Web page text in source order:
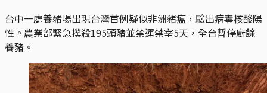
台中一處養豬場出現台灣首例疑似非洲豬瘟，驗出病毒核酸陽
性。農業部緊急撲殺195頭豬並禁運禁宰5天，全台暫停廚餘
養豬。